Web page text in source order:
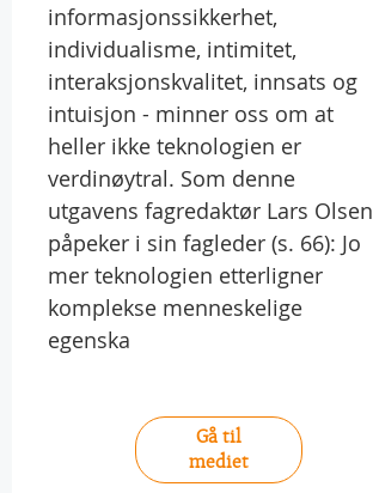
informasjonssikkerhet,
individualisme, intimitet,
interaksjonskvalitet, innsats og
intuisjon - minner oss om at
heller ikke teknologien er
verdinøytral. Som denne
utgavens fagredaktør Lars Olsen
påpeker i sin fagleder (s. 66): Jo
mer teknologien etterligner
komplekse menneskelige
egenska
Gå til
mediet